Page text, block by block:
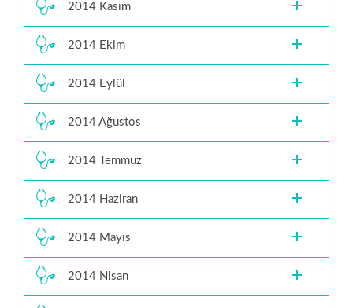
2014 Kasım
2014 Ekim
2014 Eylül
2014 Ağustos
2014 Temmuz
2014 Haziran
2014 Mayıs
2014 Nisan